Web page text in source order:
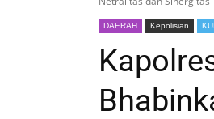
DAERAH Kepolisian